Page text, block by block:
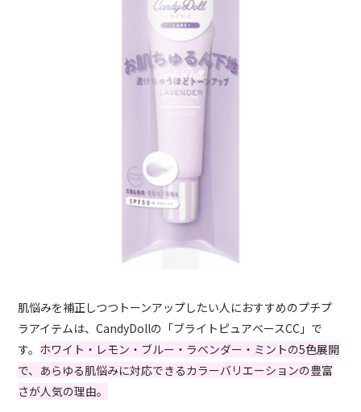
肌悩みを補正しつつトーンアップしたい人におすすめのプチプ
ラアイテムは、CandyDollの「ブライトピュアベースCC」で
す。 ホワイト・レモン・ブルー・ラベンダー・ミントの5色展開
で、あらゆる肌悩みに対応できるカラーバリエーションの豊富
さが人気の理由。